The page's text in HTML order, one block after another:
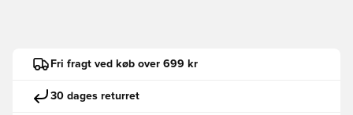
Fri fragt ved køb over 699 kr
30 dages returret